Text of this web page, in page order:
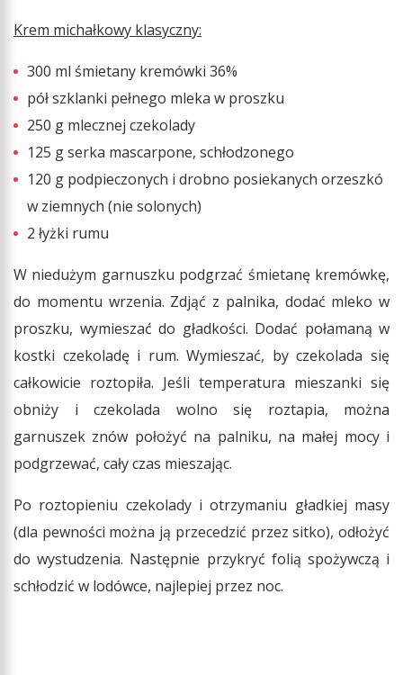
Krem michałkowy klasyczny:
300 ml śmietany kremówki 36%
pół szklanki pełnego mleka w proszku
250 g mlecznej czekolady
125 g serka mascarpone, schłodzonego
120 g podpieczonych i drobno posiekanych orzeszkó
w ziemnych (nie solonych)
2 łyżki rumu
W niedużym garnuszku podgrzać śmietanę kremówkę,
do momentu wrzenia. Zdjąć z palnika, dodać mleko w
proszku, wymieszać do gładkości. Dodać połamaną w
kostki czekoladę i rum. Wymieszać, by czekolada się
całkowicie roztopiła. Jeśli temperatura mieszanki się
obniży i czekolada wolno się roztapia, można
garnuszek znów położyć na palniku, na małej mocy i
podgrzewać, cały czas mieszając.
Po roztopieniu czekolady i otrzymaniu gładkiej masy
(dla pewności można ją przecedzić przez sitko), odłożyć
do wystudzenia. Następnie przykryć folią spożywczą i
schłodzić w lodówce, najlepiej przez noc.